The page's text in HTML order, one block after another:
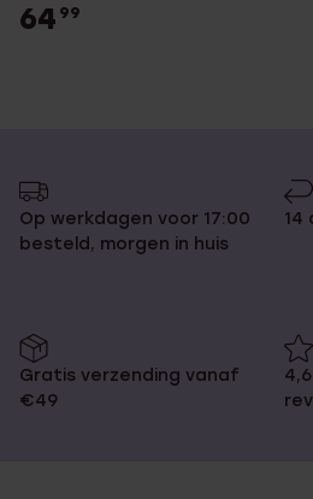
64 99
Op werkdagen voor 17:00
besteld, morgen in huis
14
Gratis verzending vanaf
€49